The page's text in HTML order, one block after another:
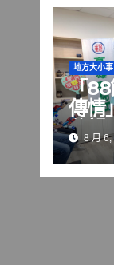
地方大小事
「88
傳情
父親
8 月 6,